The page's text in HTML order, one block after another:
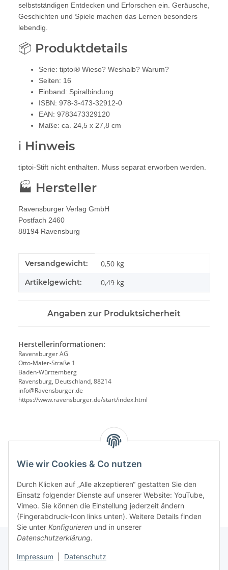
Wie wir Cookies & Co nutzen
Durch Klicken auf „Alle akzeptieren“ gestatten Sie den
Einsatz folgender Dienste auf unserer Website: YouTube,
Vimeo. Sie können die Einstellung jederzeit ändern
(Fingerabdruck-Icon links unten). Weitere Details finden
Sie unter Konfigurieren und in unserer
Datenschutzerklärung.
Impressum Datenschutz
selbstständigen Entdecken und Erforschen ein. Geräusche,
Geschichten und Spiele machen das Lernen besonders
lebendig.
📦 Produktdetails
Serie: tiptoi® Wieso? Weshalb? Warum?
Seiten: 16
Einband: Spiralbindung
ISBN: 978-3-473-32912-0
EAN: 9783473329120
Maße: ca. 24,5 x 27,8 cm
ℹ️ Hinweis
tiptoi-Stift nicht enthalten. Muss separat erworben werden.
🏭 Hersteller
Ravensburger Verlag GmbH
Postfach 2460
88194 Ravensburg
Produkteigenschaft
Wert
Versandgewicht: 0,50 kg
Artikelgewicht: 0,49 kg
Angaben zur Produktsicherheit
Herstellerinformationen:
Ravensburger AG
Otto-Maier-Straße 1
Baden-Württemberg
Ravensburg, Deutschland, 88214
info@Ravensburger.de
https://www.ravensburger.de/start/index.html
Benachrichtigen, wenn verfügbar